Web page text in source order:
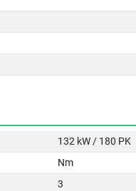
132 kW / 180 PK
Nm
3